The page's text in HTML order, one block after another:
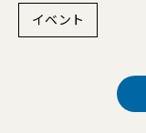
イベント